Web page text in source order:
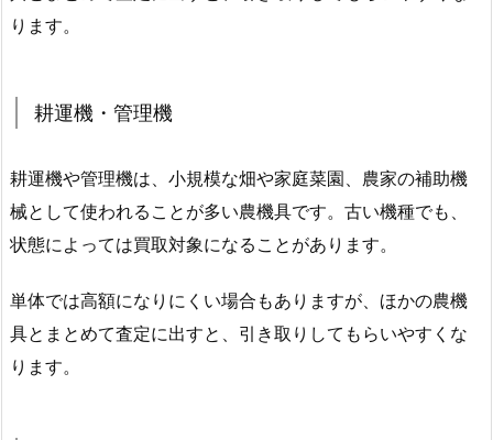
ります。
耕運機・管理機
耕運機や管理機は、小規模な畑や家庭菜園、農家の補助機
械として使われることが多い農機具です。古い機種でも、
状態によっては買取対象になることがあります。
単体では高額になりにくい場合もありますが、ほかの農機
具とまとめて査定に出すと、引き取りしてもらいやすくな
ります。